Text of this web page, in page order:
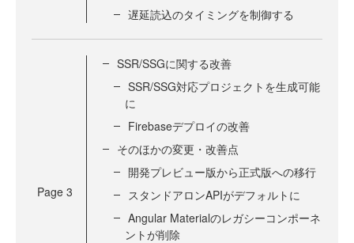
遅延読込のタイミングを制御する
Page 3
SSR/SSGに関する改善
SSR/SSG対応プロジェクトを生成可能
に
Firebaseデプロイの改善
そのほかの変更・改善点
開発プレビュー版から正式版への移行
スタンドアロンAPIがデフォルトに
Angular Materialのレガシーコンポーネ
ントが削除